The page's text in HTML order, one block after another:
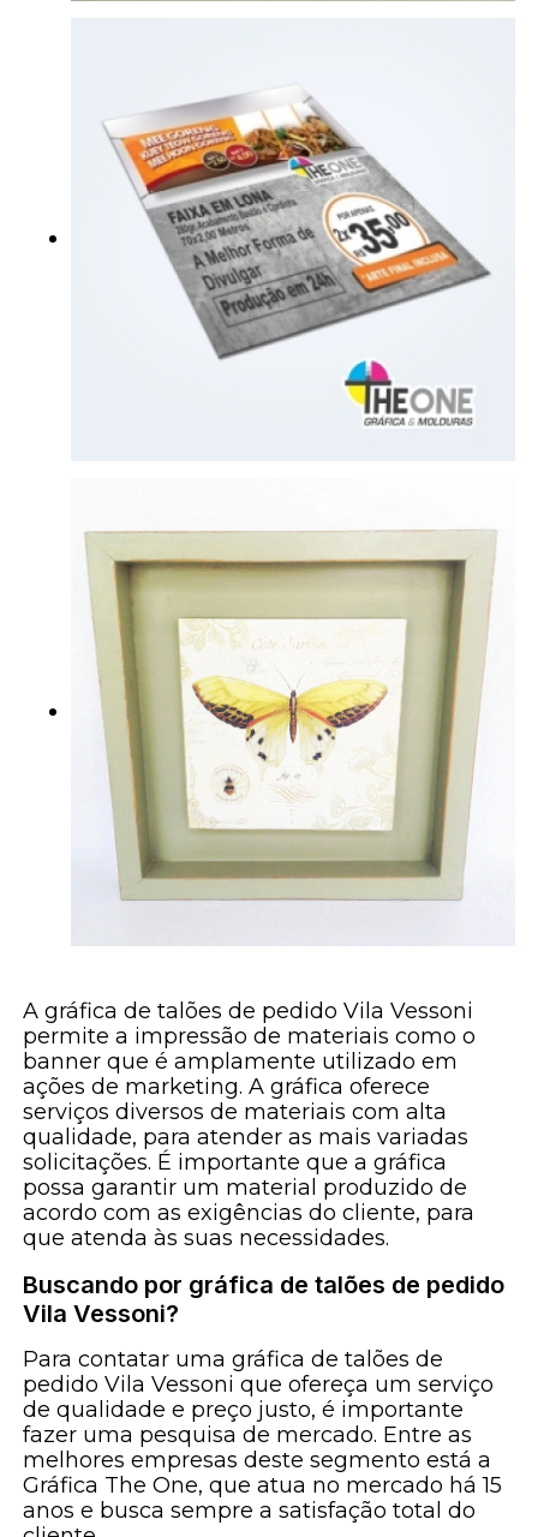
A gráfica de talões de pedido Vila Vessoni
permite a impressão de materiais como o
banner que é amplamente utilizado em
ações de marketing. A gráfica oferece
serviços diversos de materiais com alta
qualidade, para atender as mais variadas
solicitações. É importante que a gráfica
possa garantir um material produzido de
acordo com as exigências do cliente, para
que atenda às suas necessidades.
Buscando por gráfica de talões de pedido
Vila Vessoni?
Para contatar uma gráfica de talões de
pedido Vila Vessoni que ofereça um serviço
de qualidade e preço justo, é importante
fazer uma pesquisa de mercado. Entre as
melhores empresas deste segmento está a
Gráfica The One, que atua no mercado há 15
anos e busca sempre a satisfação total do